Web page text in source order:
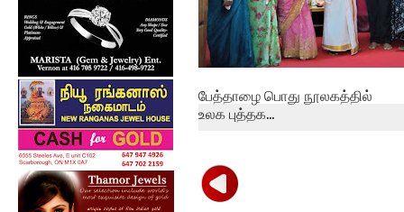
பேத்தாழை பொது நூலகத்தில்
உலக புத்தக...